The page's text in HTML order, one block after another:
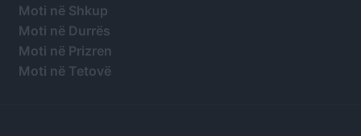
Moti në Shkup
Moti në Durrës
Moti në Prizren
Moti në Tetovë